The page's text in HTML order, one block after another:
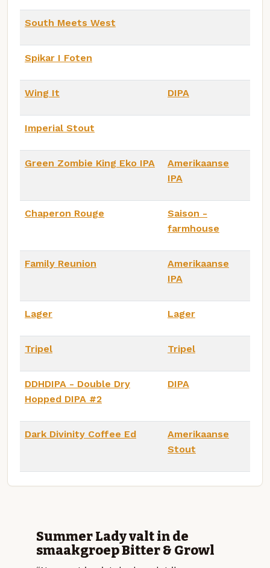
South Meets West
Spikar I Foten
Wing It DIPA
Imperial Stout
Green Zombie King Eko IPA
Amerikaanse
IPA
Chaperon Rouge
Saison -
farmhouse
Family Reunion
Amerikaanse
IPA
Lager Lager
Tripel Tripel
DDHDIPA - Double Dry
Hopped DIPA #2
DIPA
Dark Divinity Coffee Ed
Amerikaanse
Stout
Summer Lady valt in de
smaakgroep Bitter & Growl